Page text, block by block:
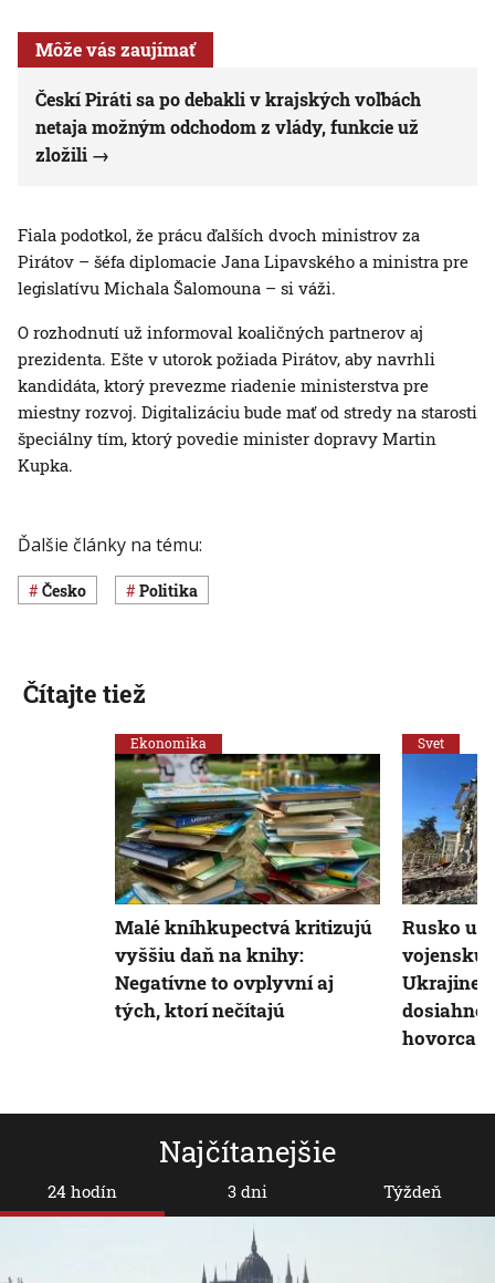
Môže vás zaujímať
Českí Piráti sa po debakli v krajských voľbách
netaja možným odchodom z vlády, funkcie už
zložili
Fiala podotkol, že prácu ďalších dvoch ministrov za
Pirátov – šéfa diplomacie Jana Lipavského a ministra pre
legislatívu Michala Šalomouna – si váži.
O rozhodnutí už informoval koaličných partnerov aj
prezidenta. Ešte v utorok požiada Pirátov, aby navrhli
kandidáta, ktorý prevezme riadenie ministerstva pre
miestny rozvoj. Digitalizáciu bude mať od stredy na starosti
špeciálny tím, ktorý povedie minister dopravy Martin
Kupka.
Ďalšie články na tému:
Česko Politika
Najčítanejšie
24 hodín 3 dni Týždeň
Čítajte tiež
Ekonomika
Malé kníhkupectvá kritizujú
vyššiu daň na knihy:
Negatívne to ovplyvní aj
tých, ktorí nečítajú
Svet
Rusko
vojenskú
Ukrajine
dosiahne
hovorca